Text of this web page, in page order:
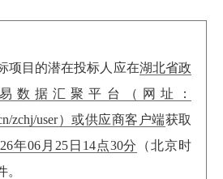
项目的潜在投标人应在湖北省政
数据汇聚平台（网址：
zchj/user）或供应商客户端获取
年06月25日14点30分
（北京时